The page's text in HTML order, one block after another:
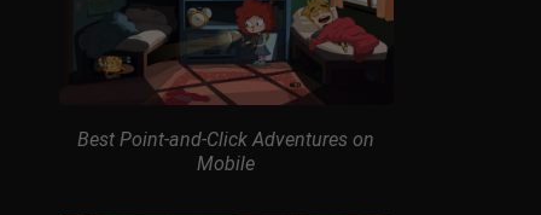
Best Point-and-Click Adventures on
Mobile